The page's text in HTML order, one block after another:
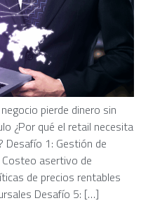
pierde dinero sin
¿Por qué el retail necesita
Desafío 1: Gestión de
asertivo de
de precios rentables
Desafío 5: […]